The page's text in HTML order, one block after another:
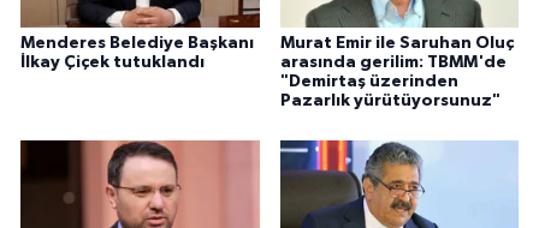
Menderes Belediye Başkanı
İlkay Çiçek tutuklandı
Murat Emir ile Saruhan Oluç
arasında gerilim: TBMM'de
"Demirtaş üzerinden
Pazarlık yürütüyorsunuz"